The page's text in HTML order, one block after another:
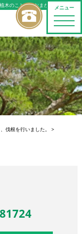
メニュー
toggle
木のことならおまかせください
伐根を行いました。
>